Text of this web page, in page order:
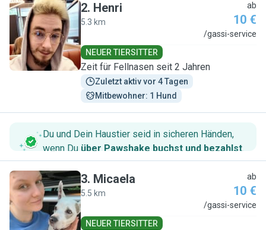
H
2. Henri
5.3 km
ab
10 €
/gassi-service
NEUER TIERSITTER
Zeit für Fellnasen seit 2 Jahren
Zuletzt aktiv vor 4 Tagen
Mitbewohner: 1 Hund
Du und Dein Haustier seid in sicheren Händen,
wenn Du über Pawshake buchst und bezahlst.
M
3. Micaela
5.5 km
ab
10 €
/gassi-service
NEUER TIERSITTER